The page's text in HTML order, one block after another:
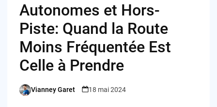
Autonomes et Hors-
Piste: Quand la Route
Moins Fréquentée Est
Celle à Prendre
Posted
Vianney Garet 18 mai 2024